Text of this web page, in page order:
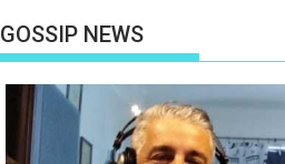
GOSSIP NEWS